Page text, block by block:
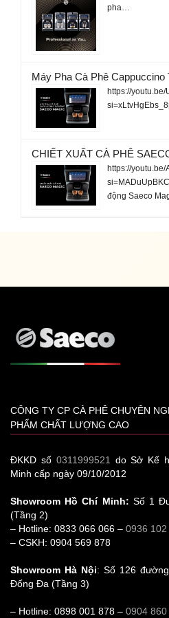
pha…
Máy Pha Cà Phê
https://youtu.be/
CHIẾT XUẤT CÀ PHÊ
https://
động Saeco
CÔNG TY CP CÀ PHÊ CHUYÊN
PHẨM CHẤT LƯỢNG CAO
ĐKKD số 0311999521
do Sở Kế
Minh cấp ngày 09/10/2012
Showroom Hồ Chí Minh: Số 1
(Tầng 2)
– Hotline: 0833 066 066 – 0936 102
– CSKH: 0904 569 878
Showroom Hà Nội: Số 126
Đống Đa (Tầng 3)
– Hotline: 0898 001 878 – 0904 860